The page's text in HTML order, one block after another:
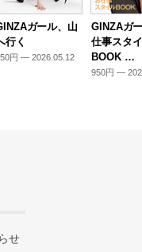
ガール、山
行く
円 — 2026.05.12
GINZAガ
仕事スタ
BOOK …
950円 —
せ